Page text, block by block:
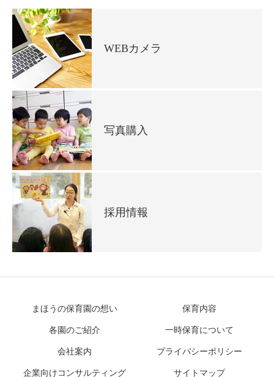
WEBカメラ
写真購入
採用情報
まほうの保育園の想い 保育内容
各園のご紹介 一時保育について
会社案内 プライバシーポリシー
企業向けコンサルティング サイトマップ